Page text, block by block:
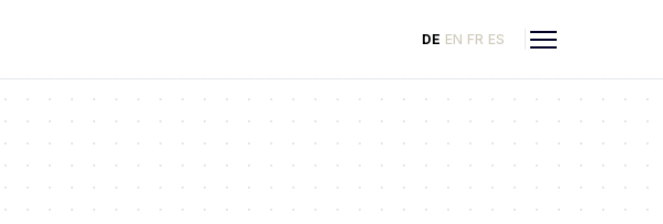
DE EN FR ES